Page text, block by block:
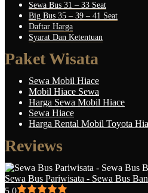
Sewa Bus 31 – 33 Seat
Big Bus 35 – 39 – 41 Seat
Daftar Harga
Syarat Dan Ketentuan
Paket Wisata
Sewa Mobil Hiace
Mobil Hiace Sewa
Harga Sewa Mobil Hiace
Sewa Hiace
Harga Rental Mobil Toyota
Reviews
Sewa Bus Pariwisata - Sewa Bus